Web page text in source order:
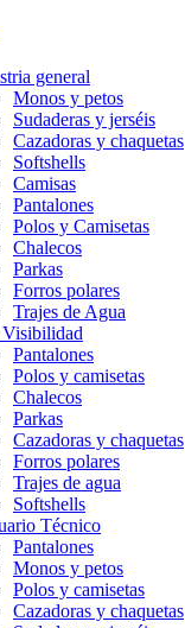
general
Monos y petos
Sudaderas y jerséis
Cazadoras y chaquetas
Softshells
Camisas
Pantalones
Polos y Camisetas
Chalecos
Parkas
Forros polares
Trajes de Agua
Pantalones
Polos y camisetas
Chalecos
Parkas
Cazadoras y chaquetas
Forros polares
Trajes de agua
Softshells
Técnico
Pantalones
Monos y petos
Polos y camisetas
Cazadoras y chaquetas